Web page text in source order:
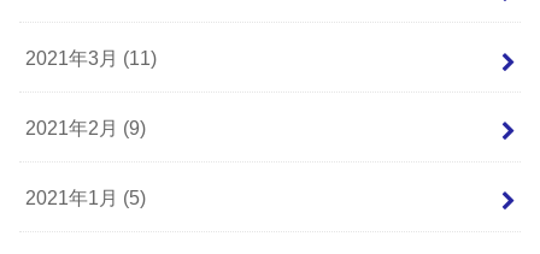
2021年3月 (11)
2021年2月 (9)
2021年1月 (5)